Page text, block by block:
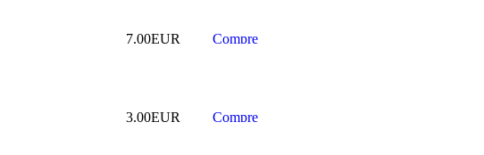
7.00EUR
3.00EUR